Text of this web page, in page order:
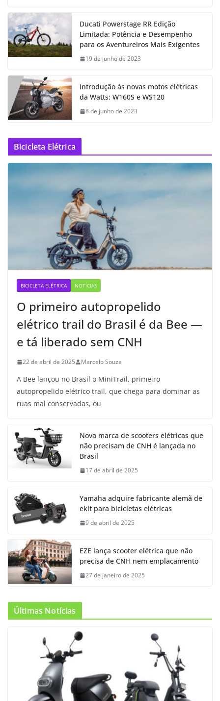
Ducati Powerstage RR Edição
Limitada: Potência e Desempenho
para os Aventureiros Mais Exigentes
19 de junho de 2023
Introdução às novas motos elétricas
da Watts: W160S e WS120
8 de junho de 2023
Bicicleta Elétrica
BICICLETA ELÉTRICA NOTÍCIAS
O primeiro autopropelido
elétrico trail do Brasil é da Bee —
e tá liberado sem CNH
22 de abril de 2025 Marcelo Souza
A Bee lançou no Brasil o MiniTrail, primeiro
autopropelido elétrico trail, que chega para dominar as
ruas mal conservadas, ou
Nova marca de scooters elétricas que
não precisam de CNH é lançada no
Brasil
17 de abril de 2025
Yamaha adquire fabricante alemã de
ekit para bicicletas elétricas
9 de abril de 2025
EZE lança scooter elétrica que não
precisa de CNH nem emplacamento
27 de janeiro de 2025
Últimas Notícias